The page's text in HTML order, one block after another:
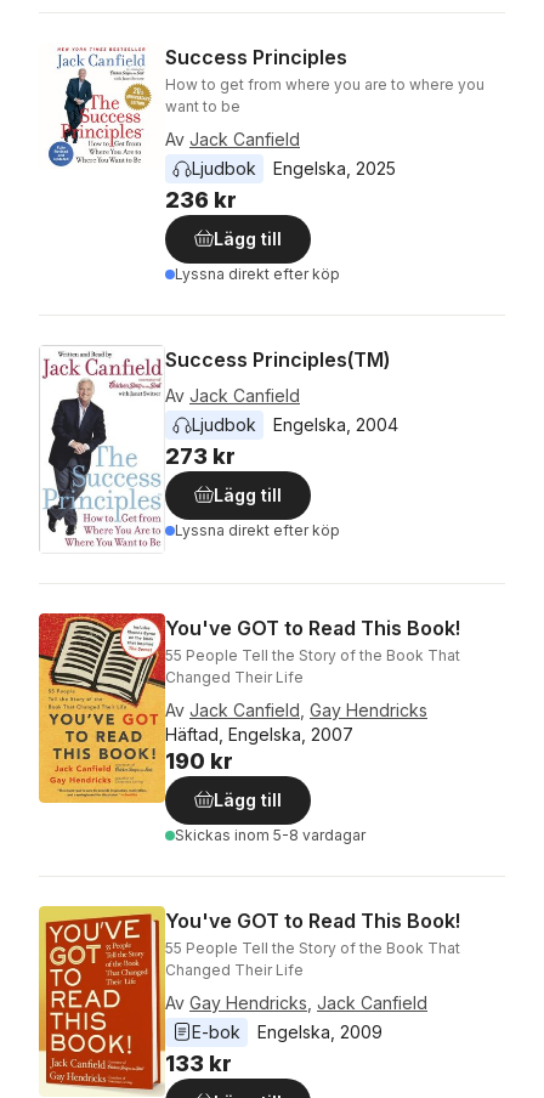
Success Principles
How to get from where you are to where you
want to be
Av Jack Canfield
Ljudbok
Engelska 2025
236 kr
Lägg till
Lyssna direkt efter köp
Success Principles(TM)
Av Jack Canfield
Ljudbok
Engelska 2004
273 kr
Lägg till
Lyssna direkt efter köp
You've GOT to Read This Book!
55 People Tell the Story of the Book That
Changed Their Life
Av Jack Canfield Gay Hendricks
Häftad, Engelska, 2007
190 kr
Lägg till
Skickas inom 5-8 vardagar
You've GOT to Read This Book!
55 People Tell the Story of the Book That
Changed Their Life
Av Gay Hendricks Jack Canfield
E-bok
Engelska 2009
133 kr